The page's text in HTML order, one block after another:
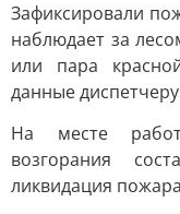
Зафиксировали
наблюдает за
или пара
данные
На месте
возгорания
ликвидация